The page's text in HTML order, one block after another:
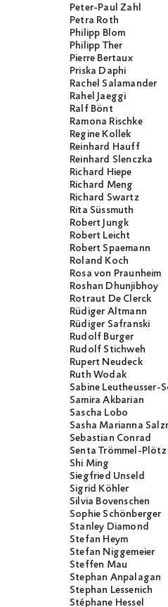
Peter-Paul Zahl
Petra Roth
Philipp Blom
Philipp Ther
Pierre Bertaux
Priska Daphi
Rachel Salamander
Rahel Jaeggi
Ralf Bönt
Ramona Rischke
Regine Kollek
Reinhard Hauff
Reinhard Slenczka
Richard Hiepe
Richard Meng
Richard Swartz
Rita Süssmuth
Robert Jungk
Robert Leicht
Robert Spaemann
Roland Koch
Rosa von Praunheim
Roshan Dhunjibhoy
Rotraut De Clerck
Rüdiger Altmann
Rüdiger Safranski
Rudolf Burger
Rudolf Stichweh
Rupert Neudeck
Ruth Wodak
Sabine Leutheusser-
Samira Akbarian
Sascha Lobo
Sasha Marianna
Sebastian Conrad
Senta Trömmel-Plötz
Shi Ming
Siegfried Unseld
Sigrid Köhler
Silvia Bovenschen
Sophie Schönberger
Stanley Diamond
Stefan Heym
Stefan Niggemeier
Steffen Mau
Stephan Anpalagan
Stephan Lessenich
Stéphane Hessel